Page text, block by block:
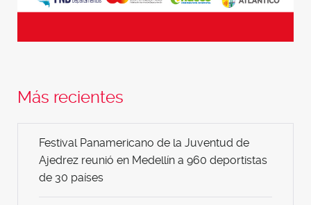
Más recientes
Festival Panamericano de la Juventud de
Ajedrez reunió en Medellín a 960 deportistas
de 30 países